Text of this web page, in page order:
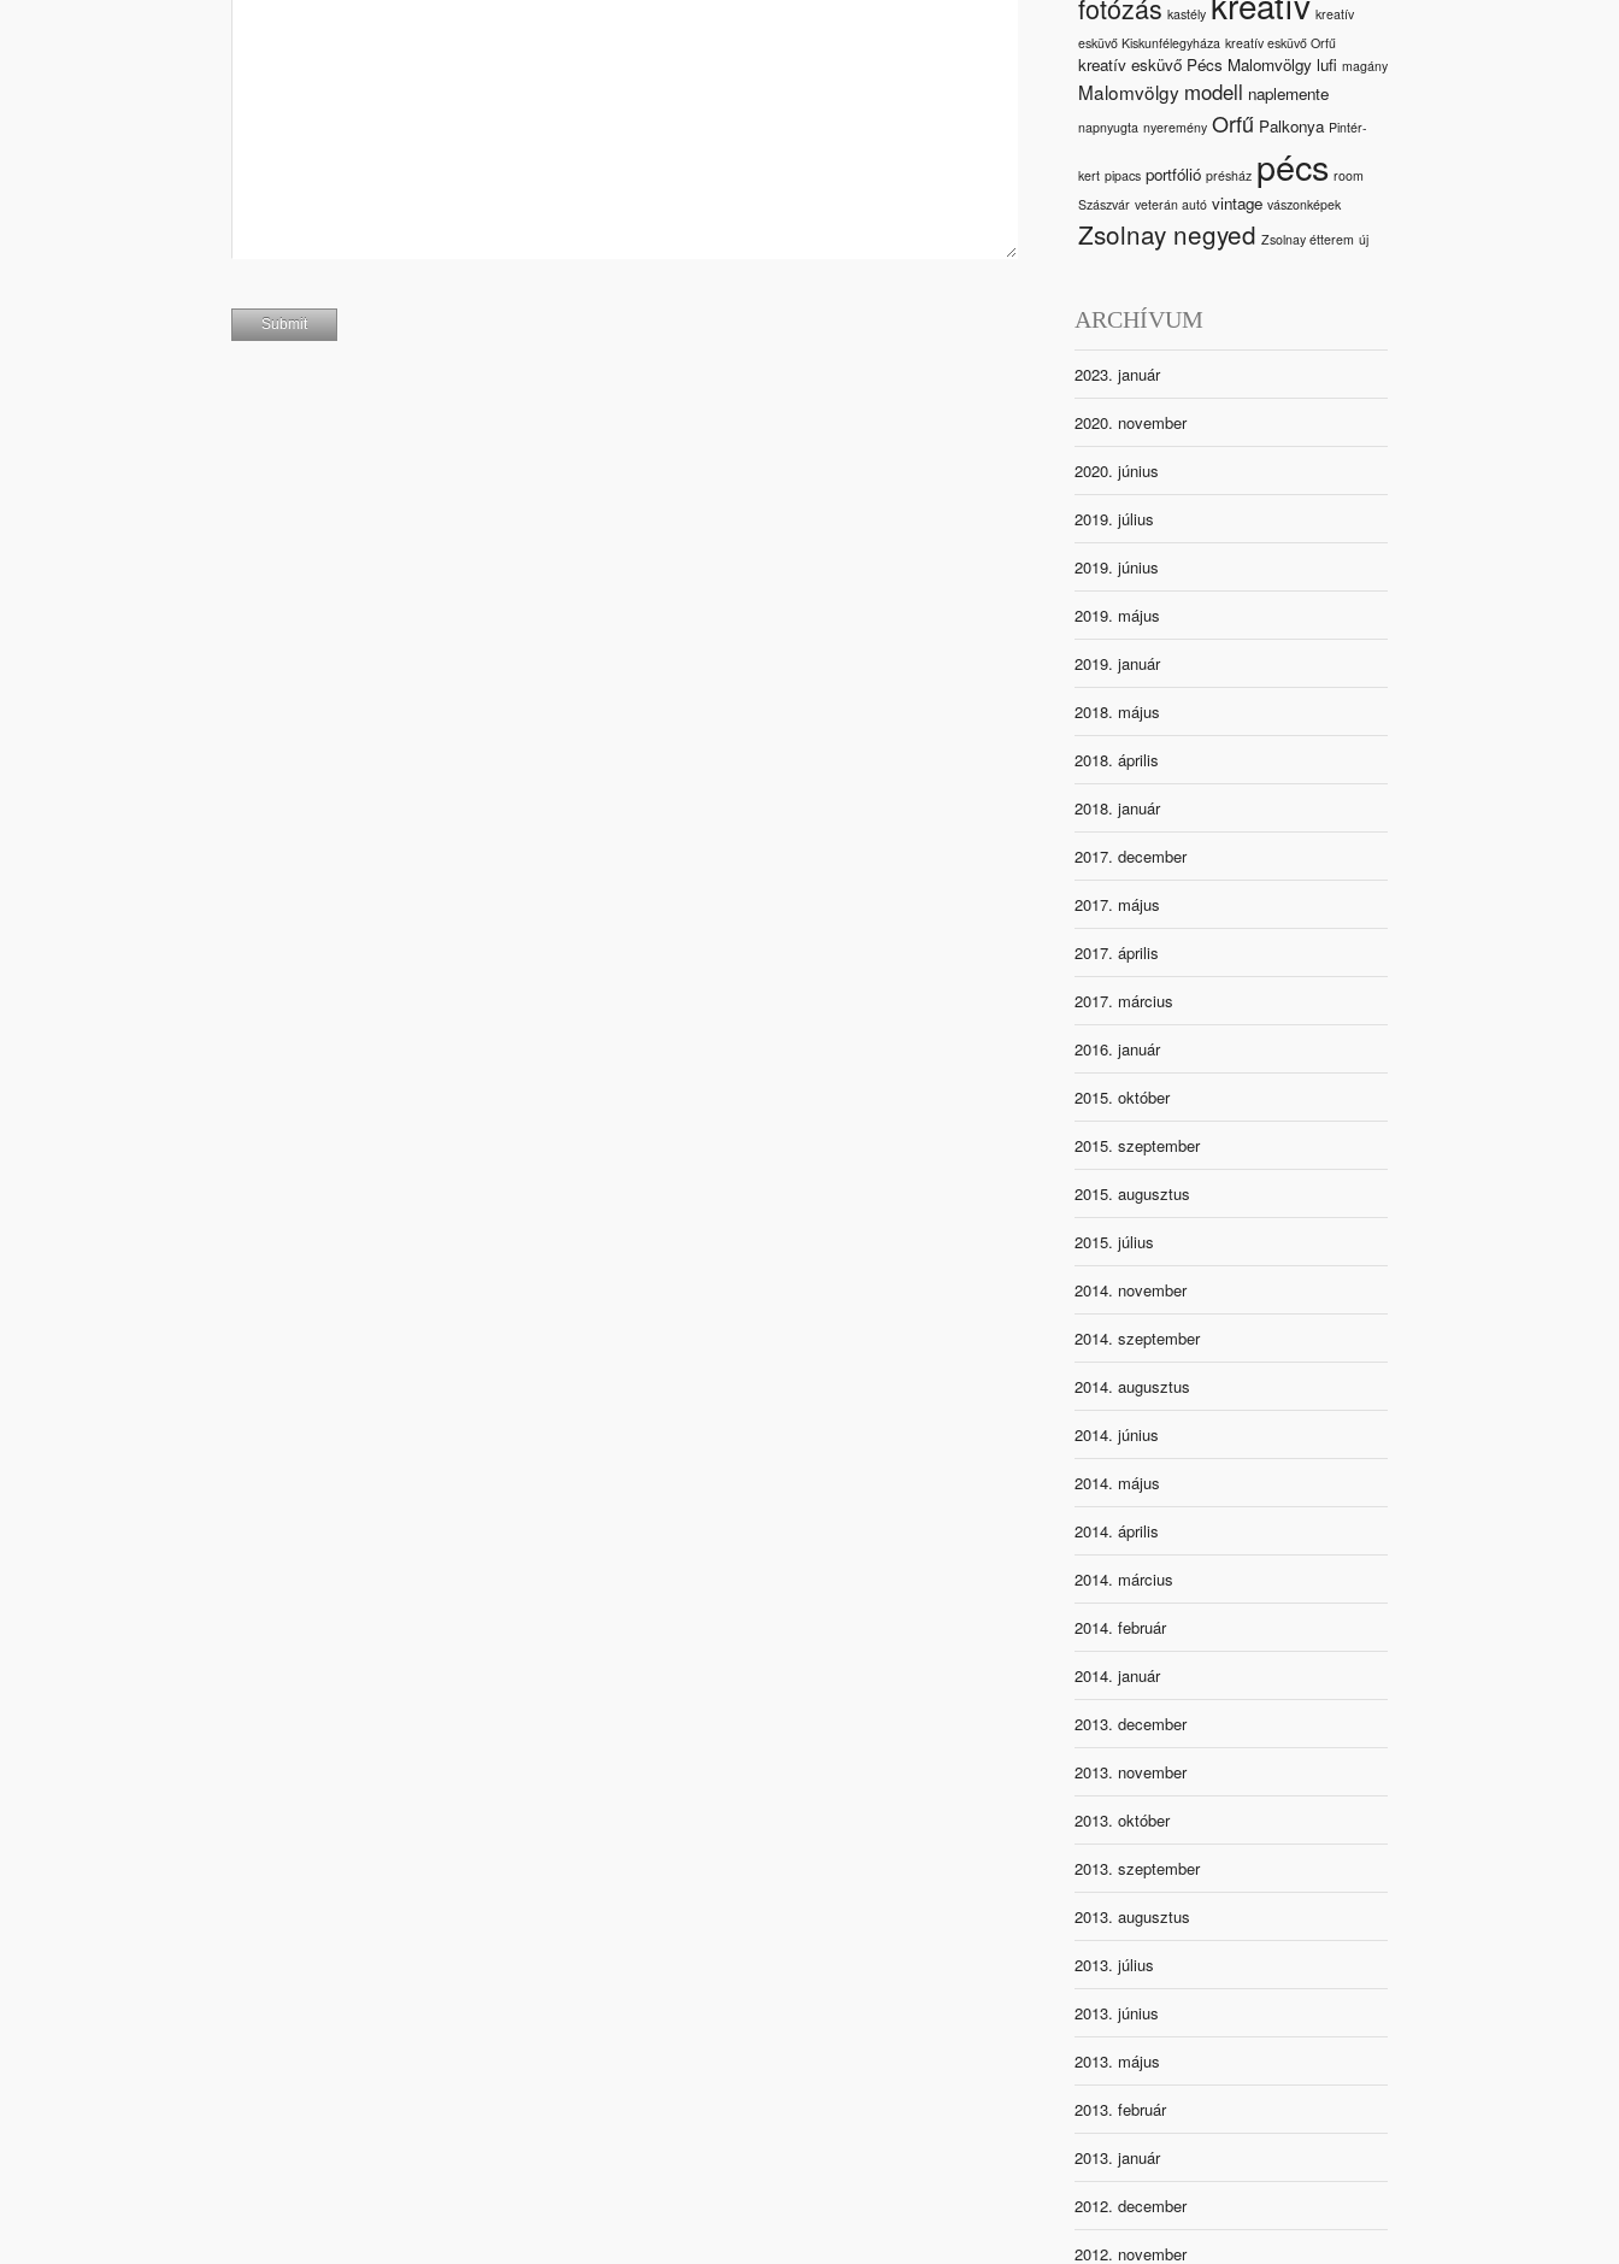
fotózás kastély
kreatív
esküvő Kiskunfélegyháza kreatív esküvő Orfű
kreatív esküvő Pécs Malomvölgy lufi magány
Malomvölgy modell naplemente
napnyugta nyeremény Orfű Palkonya Pintér-
kert pipacs portfólió présház pécs room
Szászvár veterán autó vintage vászonképek
Zsolnay negyed Zsolnay étterem új
ARCHÍVUM
2023. január
2020. november
2020. június
2019. július
2019. június
2019. május
2019. január
2018. május
2018. április
2018. január
2017. december
2017. május
2017. április
2017. március
2016. január
2015. október
2015. szeptember
2015. augusztus
2015. július
2014. november
2014. szeptember
2014. augusztus
2014. június
2014. május
2014. április
2014. március
2014. február
2014. január
2013. december
2013. november
2013. október
2013. szeptember
2013. augusztus
2013. július
2013. június
2013. május
2013. február
2013. január
2012. december
2012. november